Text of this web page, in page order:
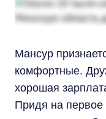
Мансур
комфортные.
хорошая
Придя на первое